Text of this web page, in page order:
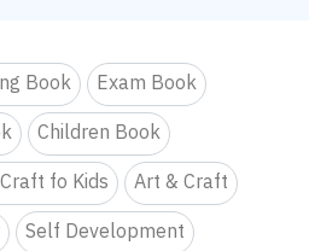
Book
Exam Book
Children Book
fo Kids
Art & Craft
Self Development